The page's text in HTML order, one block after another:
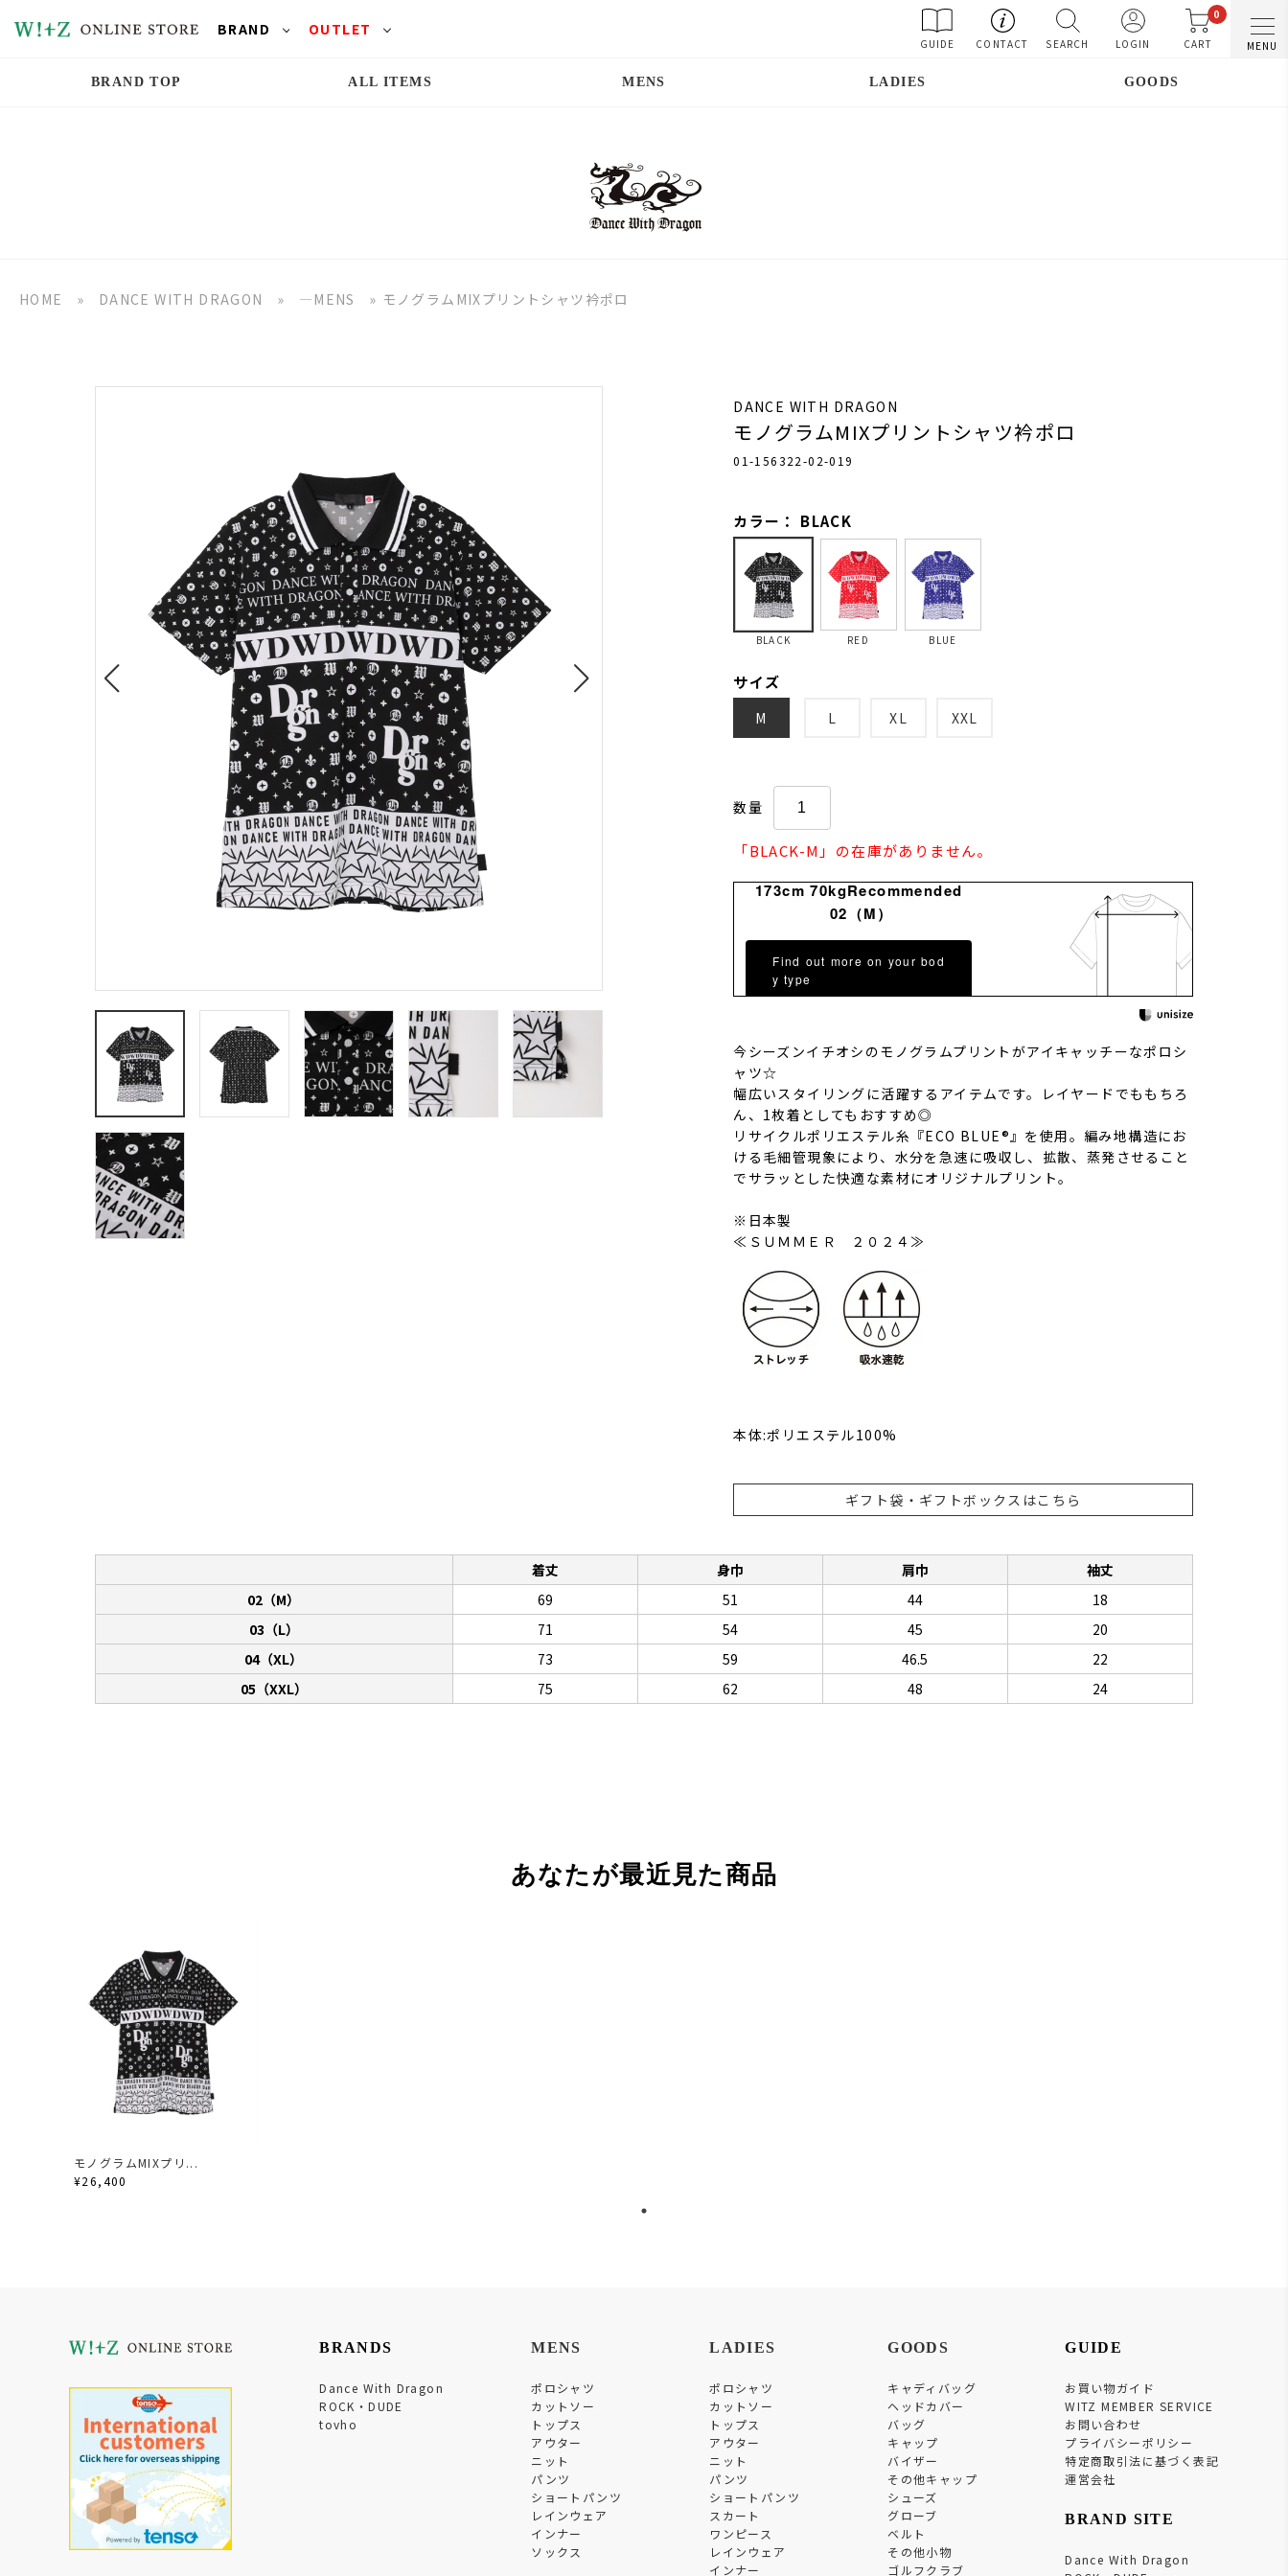
BRAND OUTLET
GUIDE CONTACT SEARCH LOGIN
0
CART MENU
BRAND TOP ALL ITEMS MENS LADIES GOODS
HOME » DANCE WITH DRAGON » ―MENS » モノグラムMIXプリントシャツ衿ポロ
DANCE WITH DRAGON
モノグラムMIXプリントシャツ衿ポロ
01-156322-02-019
カラー： BLACK
BLACK RED BLUE
サイズ
M L XL XXL
数量
「BLACK-M」の在庫がありません。
173cm 70kgRecommended
02（M）
Find out more on your bod
y type
今シーズンイチオシのモノグラムプリントがアイキャッチーなポロシ
ャツ☆
幅広いスタイリングに活躍するアイテムです。レイヤードでももちろ
ん、1枚着としてもおすすめ◎
リサイクルポリエステル糸『ECO BLUE®』を使用。編み地構造にお
ける毛細管現象により、水分を急速に吸収し、拡散、蒸発させること
でサラッとした快適な素材にオリジナルプリント。
※日本製
≪ＳＵＭＭＥＲ ２０２４≫
本体:ポリエステル100%
ギフト袋・ギフトボックスはこちら
着丈 身巾 肩巾
袖丈
02（M）
69 51 44
18
03（L）
71 54 45
20
04（XL）
73 59 46.5
22
05（XXL）
75 62 48 24
あなたが最近見た商品
モノグラムMIXプリ...
¥26,400
BRANDS
Dance With Dragon
ROCK・DUDE
tovho
MENS
ポロシャツ
カットソー
トップス
アウター
ニット
パンツ
ショートパンツ
レインウェア
インナー
ソックス
LADIES
ポロシャツ
カットソー
トップス
アウター
ニット
パンツ
ショートパンツ
スカート
ワンピース
レインウェア
インナー
GOODS
キャディバッグ
ヘッドカバー
バッグ
キャップ
バイザー
その他キャップ
シューズ
グローブ
ベルト
その他小物
ゴルフクラブ
GUIDE
お買い物ガイド
WITZ MEMBER SERVICE
お問い合わせ
プライバシーポリシー
特定商取引法に基づく表記
運営会社
BRAND SITE
Dance With Dragon